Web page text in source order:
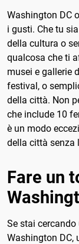
Washington DC
i gusti. Che tu
della cultura o
qualcosa che ti
musei e gallerie
festival, o
della città. Non
che include 10
è un modo
della città senza
Fare un
Se stai
Washington DC,